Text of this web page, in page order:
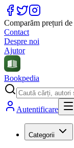
Comparăm prețuri
Contact
Despre noi
Ajutor
Bookpedia
Autentificare
Categorii